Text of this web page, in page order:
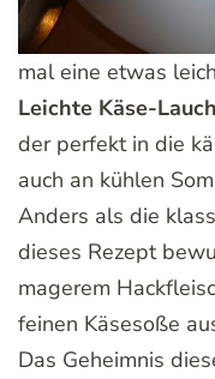
mal eine etwas
Leichte Käse-
der perfekt in die
auch an kühlen
Anders als die
dieses Rezept
magerem
feinen Käsesoße
Das Geheimnis